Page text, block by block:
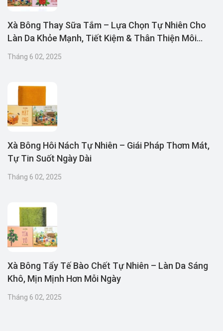
Xà Bông Thay Sữa Tắm – Lựa Chọn Tự Nhiên Cho
Làn Da Khỏe Mạnh, Tiết Kiệm & Thân Thiện Môi
Tháng 6 02, 2025
Xà Bông Hôi Nách Tự Nhiên – Giái Pháp Thơm Mát,
Tự Tin Suốt Ngày Dài
Tháng 6 02, 2025
Xà Bông Tẩy Tế Bào Chết Tự Nhiên – Làn Da Sáng
Khô, Mịn Mịnh Hơn Mỗi Ngày
Tháng 6 02, 2025